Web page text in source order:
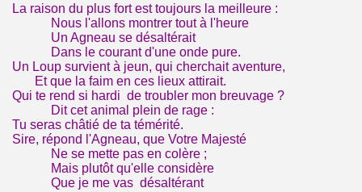
La raison du plus fort est toujours la meilleure :
Nous l'allons montrer tout à l'heure
Un Agneau se désaltérait
Dans le courant d'une onde pure.
Un Loup survient à jeun, qui cherchait aventure,
Et que la faim en ces lieux attirait.
Qui te rend si hardi de troubler mon breuvage ?
Dit cet animal plein de rage :
Tu seras châtié de ta témérité.
Sire, répond l'Agneau, que Votre Majesté
Ne se mette pas en colère ;
Mais plutôt qu'elle considère
Que je me vas désaltérant